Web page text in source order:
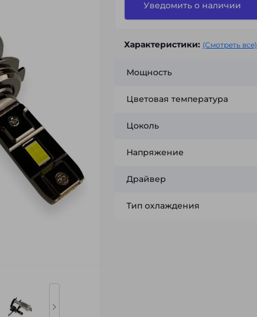
Уведомить о наличии
Характеристики: (Смотреть все)
Мощность
Цветовая температура
Цоколь
Напряжение
Драйвер
Тип охлаждения